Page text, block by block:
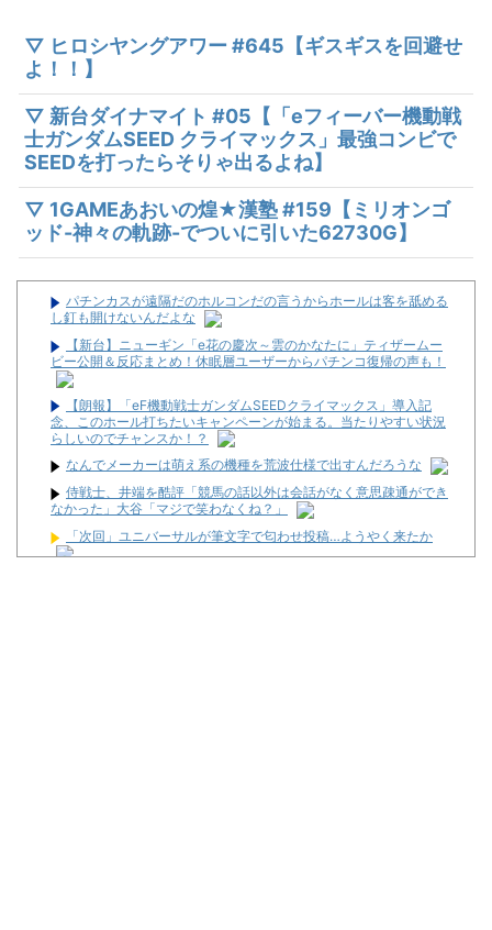
▽ ヒロシヤングアワー #645【ギスギスを回避せ
よ！！】
▽ 新台ダイナマイト #05【「eフィーバー機動戦
士ガンダムSEED クライマックス」最強コンビで
SEEDを打ったらそりゃ出るよね】
▽ 1GAMEあおいの煌★漢塾 #159【ミリオンゴ
ッド-神々の軌跡-でついに引いた62730G】
パチンカスが遠隔だのホルコンだの言うからホールは客を舐める
し釘も開けないんだよな
【新台】ニューギン「e花の慶次～雲のかなたに」ティザームー
ビー公開＆反応まとめ！休眠層ユーザーからパチンコ復帰の声も！
【朗報】「eF機動戦士ガンダムSEEDクライマックス」導入記
念、このホール打ちたいキャンペーンが始まる。当たりやすい状況
らしいのでチャンスか！？
なんでメーカーは萌え系の機種を荒波仕様で出すんだろうな
侍戦士、井端を酷評「競馬の話以外は会話がなく意思疎通ができ
なかった」大谷「マジで笑わなくね？」
「次回」ユニバーサルが筆文字で匂わせ投稿…ようやく来たか